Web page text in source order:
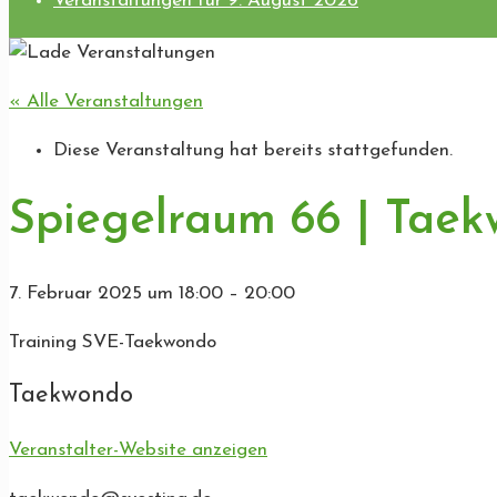
« Alle Veranstaltungen
Diese Veranstaltung hat bereits stattgefunden.
Spiegelraum 66 |
7. Februar 2025 um 18:00 – 20:00
Training SVE-Taekwondo
Taekwondo
Veranstalter-Website anzeigen